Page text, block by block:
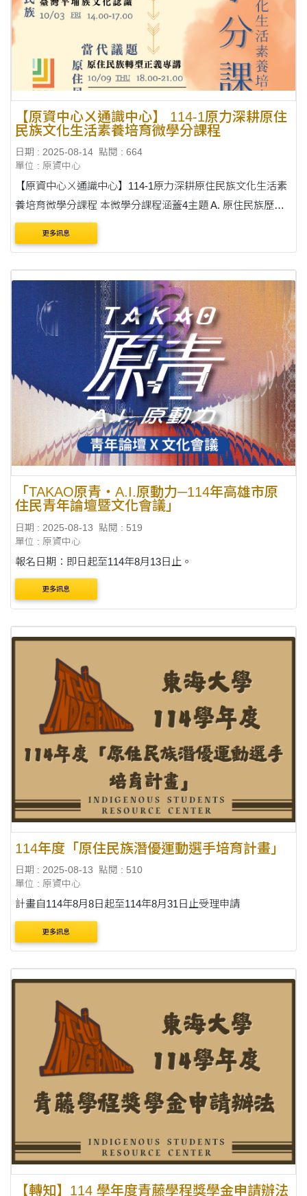
【原資中心ㄨ通識中心】 114-1原力深耕原住
民族文化生活素養培育微學分課程
日期 : 2025-08-14 點閱 : 664
單位 : 原資中心
【原資中心ㄨ通識中心】114-1原力深耕原住民族文化生活素
養培育微學分課程 本微學分課程涵蓋4主題 A. 原住民族歷史
B. 當代議題 C. 文化療癒機制 D. 實踐與文化體驗 6場專講/2
場參訪，採單場報名制 ....
更多訊息
「TAKAO原青・A.I.原動力─114年高雄市原
住民青年論壇暨文化會議」
日期 : 2025-08-13
點閱 : 519
單位 : 原資中心
報名日期：即日起至114年8月13日止。
更多訊息
114年度「原住民族潛優運動選手培育計畫」
日期 : 2025-08-13
點閱 : 510
單位 : 原資中心
計畫自114年8月8日起至114年8月31日止受理申請
更多訊息
【轉知】114 學年度青藤學程獎學金申請辦法